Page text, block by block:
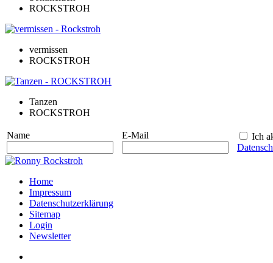
ROCKSTROH
vermissen
ROCKSTROH
Tanzen
ROCKSTROH
Name E-Mail
Ich
Home
Impressum
Datenschutzerklärung
Sitemap
Login
Newsletter